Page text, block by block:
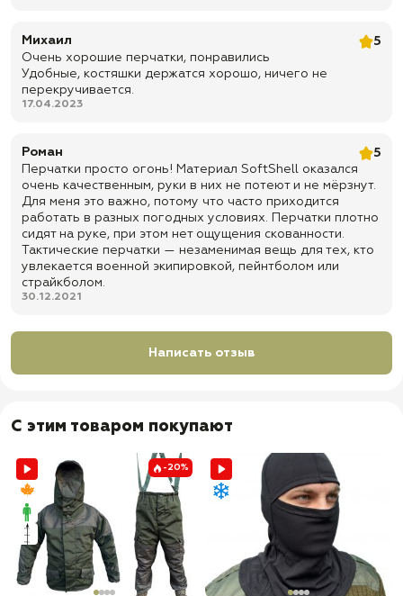
Михаил
5
Очень хорошие перчатки, понравились
Удобные, костяшки держатся хорошо, ничего не
перекручивается.
17.04.2023
Роман
5
Перчатки просто огонь! Материал SoftShell оказался
очень качественным, руки в них не потеют и не мёрзнут.
Для меня это важно, потому что часто приходится
работать в разных погодных условиях. Перчатки плотно
сидят на руке, при этом нет ощущения скованности.
Тактические перчатки — незаменимая вещь для тех, кто
увлекается военной экипировкой, пейнтболом или
страйкболом.
30.12.2021
Написать отзыв
С этим товаром покупают
-20%